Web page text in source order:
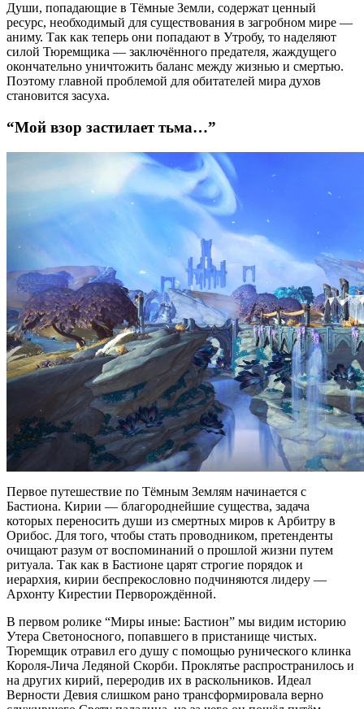
Души, попадающие в Тёмные Земли, содержат ценный
ресурс, необходимый для существования в загробном мире —
аниму. Так как теперь они попадают в Утробу, то наделяют
силой Тюремщика — заключённого предателя, жаждущего
окончательно уничтожить баланс между жизнью и смертью.
Поэтому главной проблемой для обитателей мира духов
становится засуха.
“Мой взор застилает тьма…”
Первое путешествие по Тёмным Землям начинается с
Бастиона. Кирии — благороднейшие существа, задача
которых переносить души из смертных миров к Арбитру в
Орибос. Для того, чтобы стать проводником, претенденты
очищают разум от воспоминаний о прошлой жизни путем
ритуала. Так как в Бастионе царят строгие порядок и
иерархия, кирии беспрекословно подчиняются лидеру —
Архонту Кирестии Перворождённой.
В первом ролике “Миры иные: Бастион” мы видим историю
Утера Светоносного, попавшего в пристанище чистых.
Тюремщик отравил его душу с помощью рунического клинка
Короля-Лича Ледяной Скорби. Проклятье распространилось и
на других кирий, переродив их в раскольников. Идеал
Верности Девия слишком рано трансформировала верно